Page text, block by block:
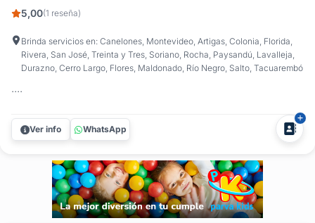
5,00(1 reseña)
Brinda servicios en: Canelones, Montevideo, Artigas, Colonia, Florida,
Rivera, San José, Treinta y Tres, Soriano, Rocha, Paysandú, Lavalleja,
Durazno, Cerro Largo, Flores, Maldonado, Río Negro, Salto, Tacuarembó
....
Ver info WhatsApp